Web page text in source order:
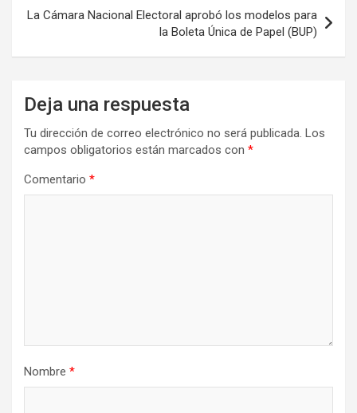
La Cámara Nacional Electoral aprobó los modelos para
la Boleta Única de Papel (BUP)
Deja una respuesta
Tu dirección de correo electrónico no será publicada. Los
campos obligatorios están marcados con *
Comentario *
Nombre *